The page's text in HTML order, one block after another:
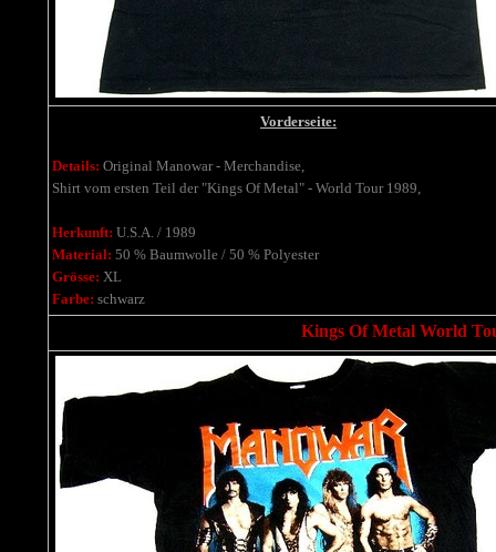
Vorderseite:
Details: Original Manowar - Merchandise,
Shirt vom ersten Teil der "Kings Of Metal" - World Tour 1989,
Herkunft: U.S.A. / 1989
Material: 50 % Baumwolle / 50 % Polyester
Grösse: XL
Farbe: schwarz
Kings Of Metal World